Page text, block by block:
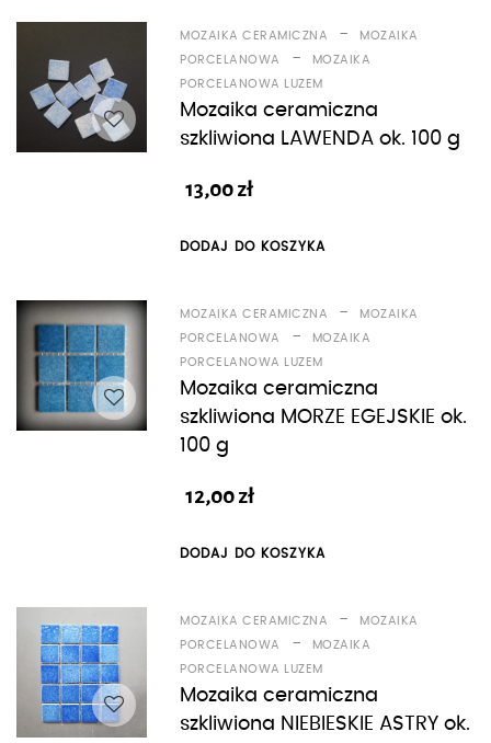
MOZAIKA CERAMICZNA -
MOZAIKA
PORCELANOWA
-
MOZAIKA
PORCELANOWA LUZEM
Mozaika ceramiczna
szkliwiona LAWENDA ok. 100 g
13,00zł
DODAJ DO KOSZYKA
MOZAIKA CERAMICZNA -
MOZAIKA
PORCELANOWA
-
MOZAIKA
PORCELANOWA LUZEM
Mozaika ceramiczna
szkliwiona MORZE EGEJSKIE ok.
100 g
12,00zł
DODAJ DO KOSZYKA
MOZAIKA CERAMICZNA -
MOZAIKA
PORCELANOWA
-
MOZAIKA
PORCELANOWA LUZEM
Mozaika ceramiczna
szkliwiona NIEBIESKIE ASTRY ok.